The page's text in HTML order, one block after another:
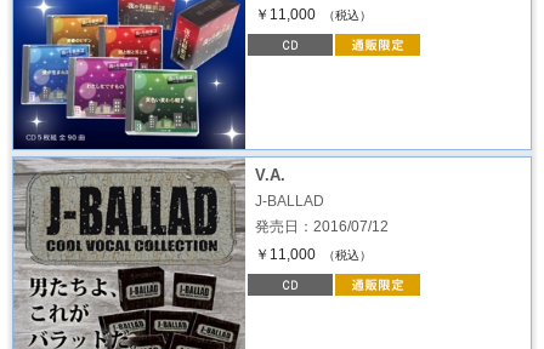
￥11,000
（税込）
V.A.
J-BALLAD
発売日：2016/07/12
￥11,000
（税込）